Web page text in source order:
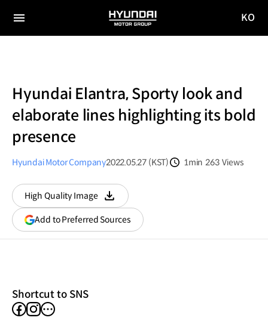
전체
HYUNDAI
MOTOR
KO
Hyundai Elantra, Sporty look and
elaborate lines highlighting its bold
presence
Hyundai Motor Company2022.05.27 (KST)
1min 263 Views
High Quality Image
다운로드
Add to Preferred Sources(opens
in
Shortcut to SNS
facebook
instagram
other
SNS